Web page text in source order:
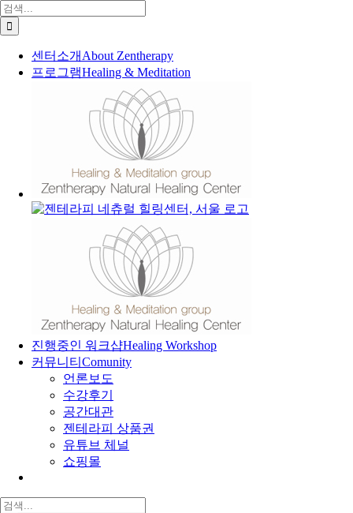
콘
텐
츠
검
색:
센터소개 About Zentherapy
프로그램Healing & Meditation
진행중인 워크샵Healing Workshop
커뮤니티 Comunity
언론보도
수강후기
공간대관
젠테라피 상품권
유튜브 체널
쇼핑몰
검